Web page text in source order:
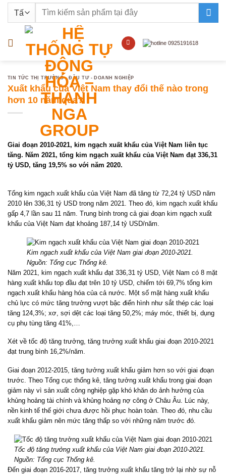
nội
Tìm
TIN TỨC THỊ TRƯỜNG - ĐẦU TƯ - DOANH NGHIỆP
Xuất khẩu của Việt Nam thay đổi thế nào trong
hơn 10 năm qua?
Giai đoạn 2010-2021, kim ngạch xuất khẩu của Việt Nam liên tục
tăng. Năm 2021, tổng kim ngạch xuất khẩu của Việt Nam đạt 336,31
tỷ USD, tăng 19,5% so với năm 2020.
Tổng kim ngạch xuất khẩu của Việt Nam đã tăng từ 72,24 tỷ USD năm
2010 lên 336,31 tỷ USD trong năm 2021. Theo đó, kim ngạch xuất khẩu
gấp 4,7 lần sau 11 năm. Trung bình trong cả giai đoạn kim ngạch xuất
khẩu của Việt Nam đạt khoảng 187,14 tỷ USD/năm.
Kim ngạch xuất khẩu của Việt Nam giai đoạn 2010-2021.
Nguồn: Tổng cục Thống kê.
Năm 2021, kim ngạch xuất khẩu đạt 336,31 tỷ USD, Việt Nam có 8 mặt
hàng xuất khẩu top đầu đạt trên 10 tỷ USD, chiếm tới 69,7% tổng kim
ngạch xuất khẩu hàng hóa của cả nước. Một số mặt hàng xuất khẩu
chủ lực có mức tăng trưởng vượt bậc điển hình như sắt thép các loại
tăng 124,3%; xơ, sợi dệt các loại tăng 50,2%; máy móc, thiết bị, dụng
cụ phụ tùng tăng 41%,…
Xét về tốc độ tăng trưởng, tăng trưởng xuất khẩu giai đoạn 2010-2021
đạt trung bình 16,2%/năm.
Giai đoạn 2012-2015, tăng tưởng xuất khẩu giảm hơn so với giai đoạn
trước. Theo Tổng cục thống kê, tăng tưởng xuất khẩu trong giai đoạn
giảm này vì sản xuất công nghiệp gặp khó khăn do ảnh hưởng của
khủng hoảng tài chính và khủng hoảng nợ công ở Châu Âu. Lúc này,
nền kinh tế thế giới chưa được hồi phục hoàn toàn. Theo đó, nhu cầu
xuất khẩu giảm nên mức tăng thấp so với những năm trước đó.
Tốc độ tăng trưởng xuất khẩu của Việt Nam giai đoạn 2010-2021.
Nguồn: Tổng cục Thống kê.
Đến giai đoạn 2016-2017, tăng trưởng xuất khẩu tăng trở lại nhờ sự nỗ